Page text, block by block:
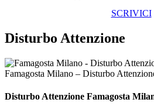
SCRIVICI
Disturbo Attenzione
Famagosta Milano – Disturbo
Disturbo Attenzione Famagosta